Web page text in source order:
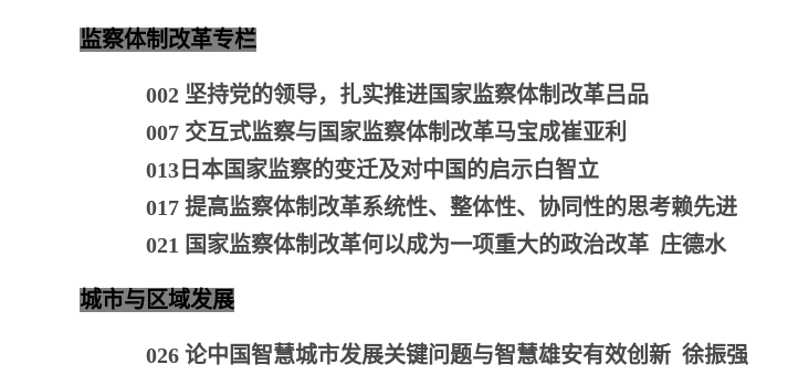
监察体制改革专栏
002 坚持党的领导，扎实推进国家监察体制改革吕品
007 交互式监察与国家监察体制改革马宝成崔亚利
013日本国家监察的变迁及对中国的启示白智立
017 提高监察体制改革系统性、整体性、协同性的思考赖先进
021 国家监察体制改革何以成为一项重大的政治改革 庄德水
城市与区域发展
026 论中国智慧城市发展关键问题与智慧雄安有效创新 徐振强